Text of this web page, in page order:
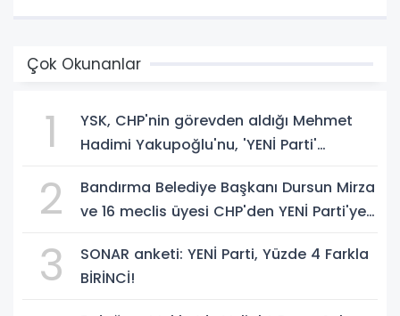
Çok Okunanlar
1
YSK, CHP'nin görevden aldığı Mehmet
Hadimi Yakupoğlu'nu, 'YENİ Parti'
2
Bandırma Belediye Başkanı Dursun Mirza
ve 16 meclis üyesi CHP'den YENİ Parti'ye
3
SONAR anketi: YENİ Parti, Yüzde 4 Farkla
BİRİNCİ!